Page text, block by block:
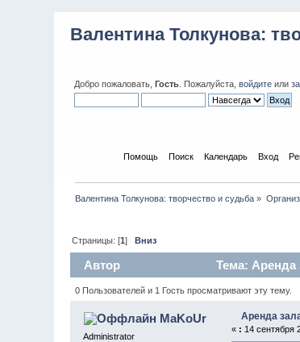
Валентина Толкунова:
Добро пожаловать,Гость . Пожалуйста,войдите или
Помощь Поиск Календарь Вход
Валентина Толкунова: творчество и судьба »
Страницы: [1]Вниз
Автор Тема: Аренда
0 Пользователей и 1 Гость просматривают эту тему.
MaKoUr
Administrator
Аренда
« : 14 сентября